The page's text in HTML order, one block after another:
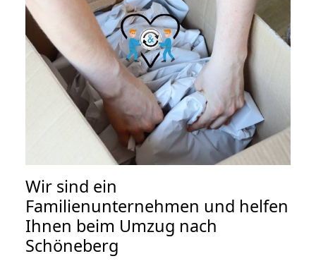
Wir sind ein
Familienunternehmen und helfen
Ihnen beim Umzug nach
Schöneberg